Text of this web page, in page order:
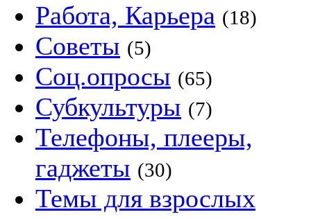
Работа, Карьера (18)
Советы (5)
Соц.опросы (65)
Субкультуры (7)
Телефоны, плееры,
гаджеты (30)
Темы для взрослых